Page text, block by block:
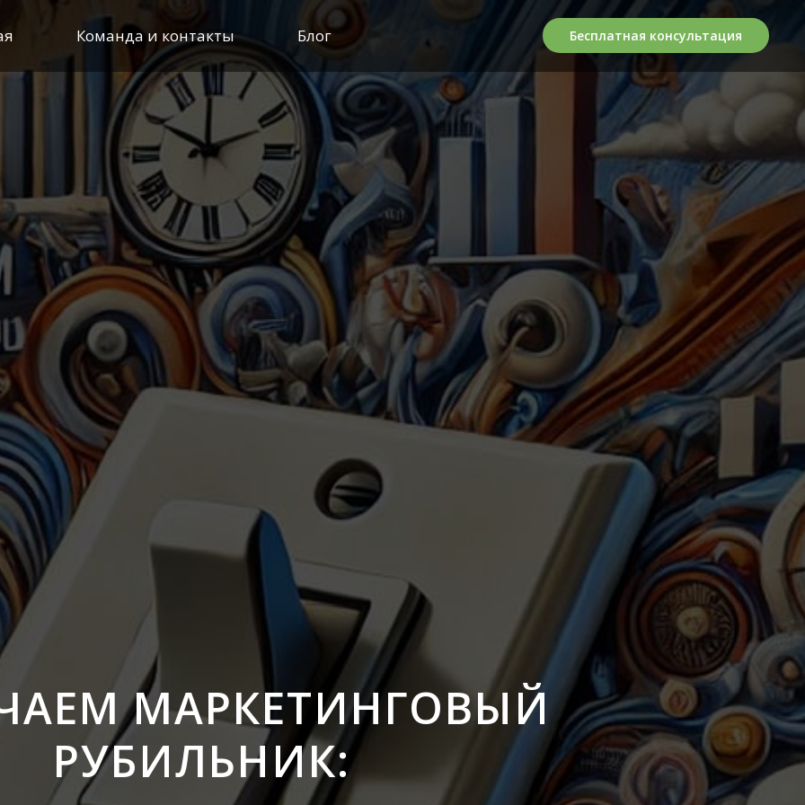
Команда и контакты Блог Бесплатная консультация
МАРКЕТИНГОВЫЙ
РУБИЛЬНИК: